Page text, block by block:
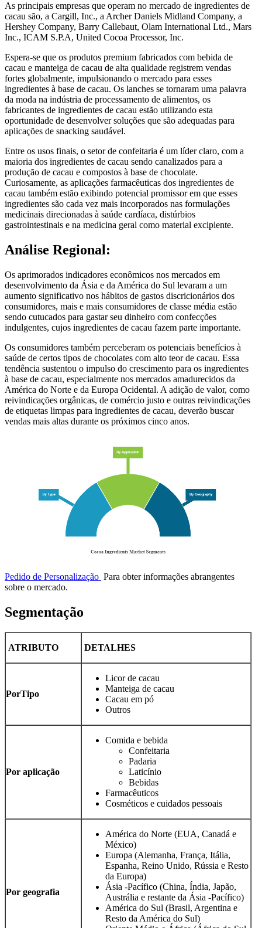
As principais empresas que operam no mercado de ingredientes de
cacau são, a Cargill, Inc., a Archer Daniels Midland Company, a
Hershey Company, Barry Callebaut, Olam International Ltd., Mars
Inc., ICAM S.P.A, United Cocoa Processor, Inc.
Espera-se que os produtos premium fabricados com bebida de
cacau e manteiga de cacau de alta qualidade registrem vendas
fortes globalmente, impulsionando o mercado para esses
ingredientes à base de cacau. Os lanches se tornaram uma palavra
da moda na indústria de processamento de alimentos, os
fabricantes de ingredientes de cacau estão utilizando esta
oportunidade de desenvolver soluções que são adequadas para
aplicações de snacking saudável.
Entre os usos finais, o setor de confeitaria é um líder claro, com a
maioria dos ingredientes de cacau sendo canalizados para a
produção de cacau e compostos à base de chocolate.
Curiosamente, as aplicações farmacêuticas dos ingredientes de
cacau também estão exibindo potencial promissor em que esses
ingredientes são cada vez mais incorporados nas formulações
medicinais direcionadas à saúde cardíaca, distúrbios
gastrointestinais e na medicina geral como material excipiente.
Análise Regional:
Os aprimorados indicadores econômicos nos mercados em
desenvolvimento da Ásia e da América do Sul levaram a um
aumento significativo nos hábitos de gastos discricionários dos
consumidores, mais e mais consumidores de classe média estão
sendo cutucados para gastar seu dinheiro com confecções
indulgentes, cujos ingredientes de cacau fazem parte importante.
Os consumidores também perceberam os potenciais benefícios à
saúde de certos tipos de chocolates com alto teor de cacau. Essa
tendência sustentou o impulso do crescimento para os ingredientes
à base de cacau, especialmente nos mercados amadurecidos da
América do Norte e da Europa Ocidental. A adição de valor, como
reivindicações orgânicas, de comércio justo e outras reivindicações
de etiquetas limpas para ingredientes de cacau, deverão buscar
vendas mais altas durante os próximos cinco anos.
Pedido de Personalização Para obter informações abrangentes
sobre o mercado.
Segmentação
ATRIBUTO DETALHES
PorTipo
Licor de cacau
Manteiga de cacau
Cacau em pó
Outros
Por aplicação
Comida e bebida
Confeitaria
Padaria
Laticínio
Bebidas
Farmacêuticos
Cosméticos e cuidados pessoais
Por geografia
América do Norte (EUA, Canadá e
México)
Europa (Alemanha, França, Itália,
Espanha, Reino Unido, Rússia e Resto
da Europa)
Ásia -Pacífico (China, Índia, Japão,
Austrália e restante da Ásia -Pacífico)
América do Sul (Brasil, Argentina e
Resto da América do Sul)